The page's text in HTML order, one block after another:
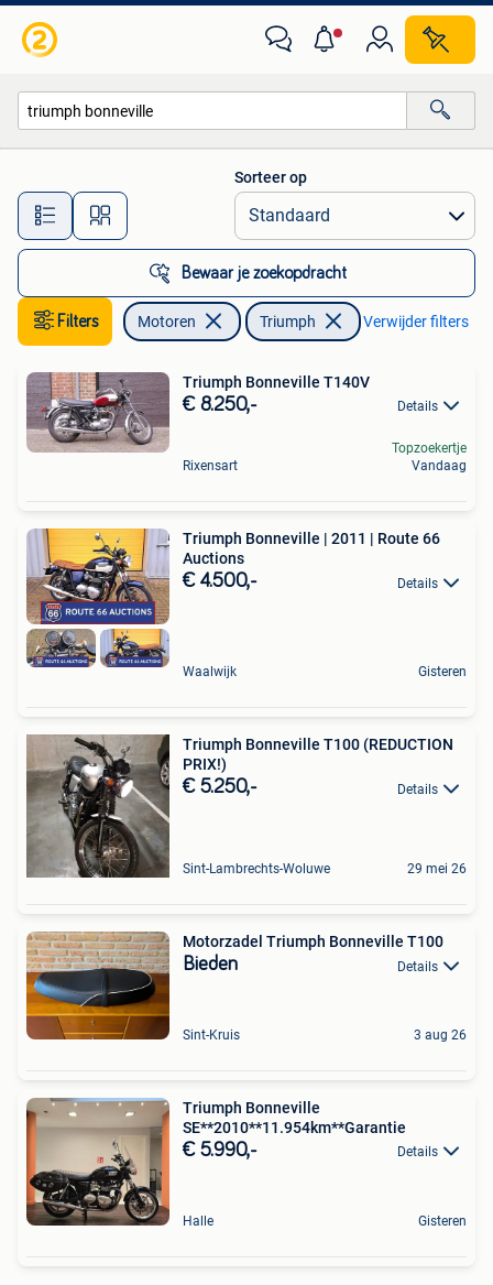
Alle afstanden…
Sorteer op
Bewaar je zoekopdracht
Filters Motoren Triumph Verwijder filters
Triumph Bonneville T140V
€ 8.250,- Details
Rixensart
Topzoekertje
Vandaag
Triumph Bonneville | 2011 | Route 66
Auctions
€ 4.500,- Details
Waalwijk Gisteren
Triumph Bonneville T100 (REDUCTION
PRIX!)
€ 5.250,- Details
Sint-Lambrechts-Woluwe 29 mei 26
Motorzadel Triumph Bonneville T100
Bieden Details
Sint-Kruis 3 aug 26
Triumph Bonneville
SE**2010**11.954km**Garantie
€ 5.990,- Details
Halle Gisteren